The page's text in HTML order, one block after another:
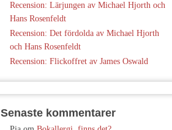
Recension: Lärjungen av Michael Hjorth och
Hans Rosenfeldt
Recension: Det fördolda av Michael Hjorth
och Hans Rosenfeldt
Recension: Flickoffret av James Oswald
Senaste kommentarer